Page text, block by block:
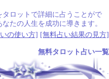
ロットで詳細に占うことがで
たの人生を成功に導きます。
の使い方] [無料占い結果の見方]
無料タロット占い一覧